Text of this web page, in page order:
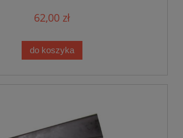
62,00 zł
do koszyka